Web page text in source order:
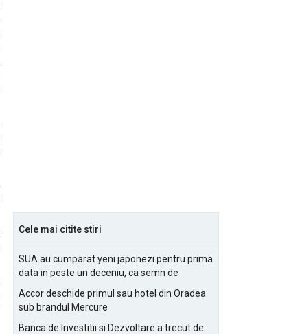
Cele mai citite stiri
SUA au cumparat yeni japonezi pentru prima
data in peste un deceniu, ca semn de
Accor deschide primul sau hotel din Oradea
sub brandul Mercure
Banca de Investitii si Dezvoltare a trecut de